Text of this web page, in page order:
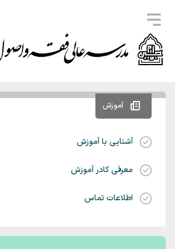
آموزش
آشنایی با آموزش
معرفی کادر آموزش
اطلاعات تماس